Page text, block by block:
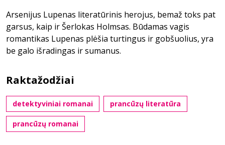
Arsenijus Lupenas literatūrinis herojus, bemaž toks pat
garsus, kaip ir Šerlokas Holmsas. Būdamas vagis
romantikas Lupenas plėšia turtingus ir gobšuolius, yra
be galo išradingas ir sumanus.
Raktažodžiai
detektyviniai romanai prancūzų literatūra
prancūzų romanai